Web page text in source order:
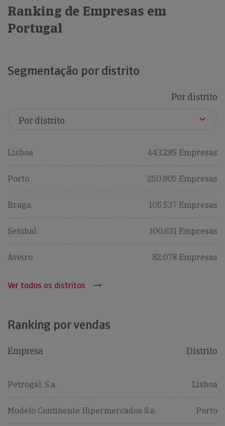
Ranking de Empresas em
Portugal
Segmentação por distrito
Por distrito
Lisboa 443,285 Empresas
Porto 250,805 Empresas
Braga 105,537 Empresas
Setúbal 100,631 Empresas
Aveiro 82,078 Empresas
Ver todos os distritos
Ranking por vendas
Empresa Distrito
Petrogal, S.a. Lisboa
Modelo Continente Hipermercados S.a. Porto